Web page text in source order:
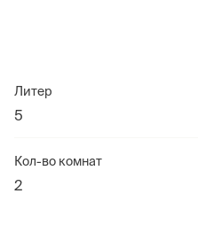
Литер
5
Кол-во комнат
2